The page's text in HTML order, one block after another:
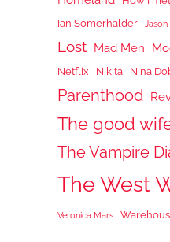
Ian Somerhalder
Lost Mad Men
Netflix
Nikita Nina
Parenthood
The good
The Vampire
The West
Veronica Mars